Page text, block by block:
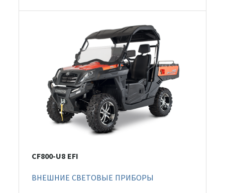
CF800-U8 EFI
ВНЕШНИЕ СВЕТОВЫЕ ПРИБОРЫ